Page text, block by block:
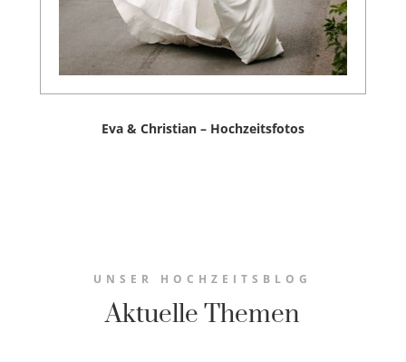
Eva & Christian – Hochzeitsfotos
UNSER HOCHZEITSBLOG
Aktuelle Themen